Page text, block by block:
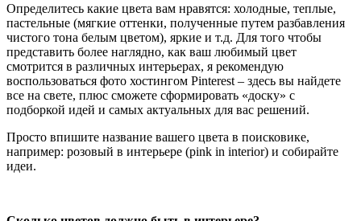
Определитесь какие цвета вам нравятся: холодные, теплые,
пастельные (мягкие оттенки, полученные путем разбавления
чистого тона белым цветом), яркие и т.д. Для того чтобы
представить более наглядно, как ваш любимый цвет
смотрится в различных интерьерах, я рекомендую
воспользоваться фото хостингом Pinterest – здесь вы найдете
все на свете, плюс сможете сформировать «доску» с
подборкой идей и самых актуальных для вас решений.
Просто впишите название вашего цвета в поисковике,
например: розовый в интерьере (pink in interior) и собирайте
идеи.